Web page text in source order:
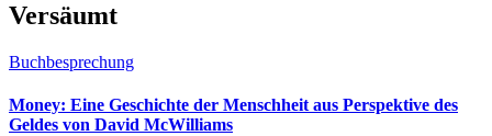
Versäumt
Buchbesprechung
Money: Eine Geschichte der Menschheit aus Perspektive des
Geldes von David McWilliams